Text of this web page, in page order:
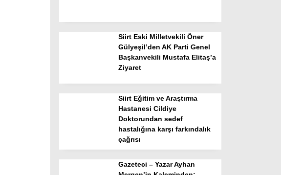
Siirt Eski Milletvekili Öner
Gülyeşil’den AK Parti Genel
Başkanvekili Mustafa Elitaş’a
Ziyaret
Siirt Eğitim ve Araştırma
Hastanesi Cildiye
Doktorundan sedef
hastalığına karşı farkındalık
çağrısı
Gazeteci – Yazar Ayhan